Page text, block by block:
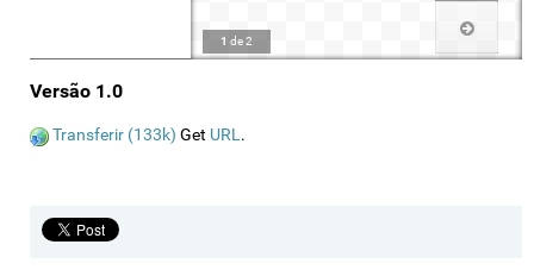
1 de2
Versão 1.0
Transferir (133k) Get URL.